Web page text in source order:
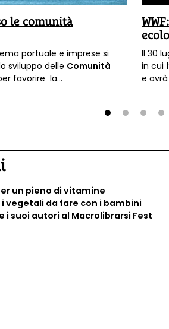
le comunità
portuale e imprese si
sviluppo delle Comunità
favorire la
Il 30
in cui
e
un pieno di vitamine
vegetali da fare con i bambini
i suoi autori al Macrolibrarsi Fest